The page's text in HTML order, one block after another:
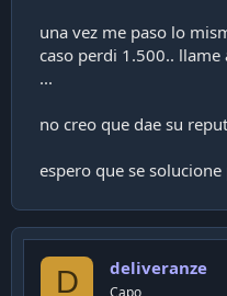
una vez me paso lo
caso perdi 1.500..
...
no creo que dae su
espero que se
D deliveranze
Capo